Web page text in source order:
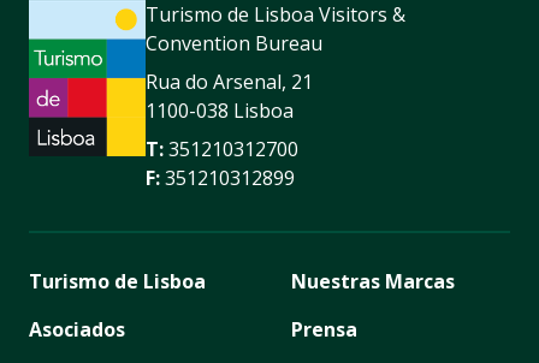
Turismo de Lisboa Visitors &
Convention Bureau
Rua do Arsenal, 21
1100-038 Lisboa
T:351210312700
F:351210312899
Turismo de Lisboa
Asociados
Nuestras Marcas
Prensa